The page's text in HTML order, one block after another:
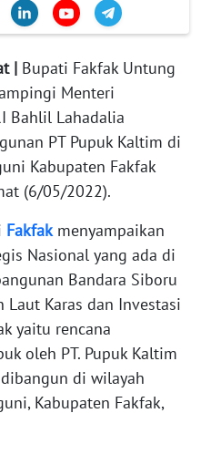
| Bupati Fakfak Untung
Menteri
Bahlil Lahadalia
PT Pupuk Kaltim di
Kabupaten Fakfak
(6/05/2022).
Fakfakmenyampaikan
Nasional yang ada di
Bandara Siboru
Laut Karas dan Investasi
yaitu rencana
oleh PT. Pupuk Kaltim
di wilayah
Kabupaten Fakfak,